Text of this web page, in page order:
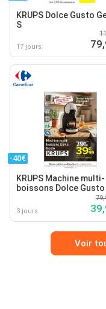
KRUPS Dolce Gusto
S
17 jours
-40€
KRUPS Machine multi-
boissons Dolce Gusto
3 jours
Voir